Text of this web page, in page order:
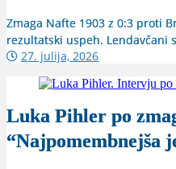
Zmaga Nafte 1903 z 0:3 proti
rezultatski uspeh. Lendavčani
27. julija, 2026
Luka Pihler po
“Najpomembnejša